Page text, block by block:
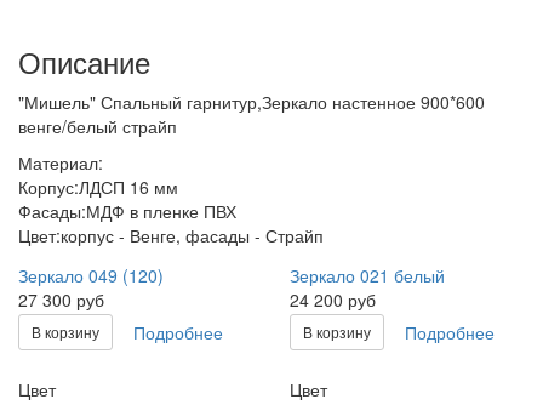
Описание
"Мишель" Спальный гарнитур,Зеркало настенное 900*600
венге/белый страйп
Материал:
Корпус:ЛДСП 16 мм
Фасады:МДФ в пленке ПВХ
Цвет:корпус - Венге, фасады - Страйп
Зеркало 049 (120)
27 300 руб
В корзину Подробнее
Цвет
Зеркало 021 белый
24 200 руб
В корзину Подробнее
Цвет